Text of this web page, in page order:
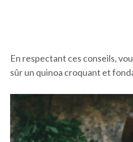
En respectant ces conseils,
sûr un quinoa croquant et